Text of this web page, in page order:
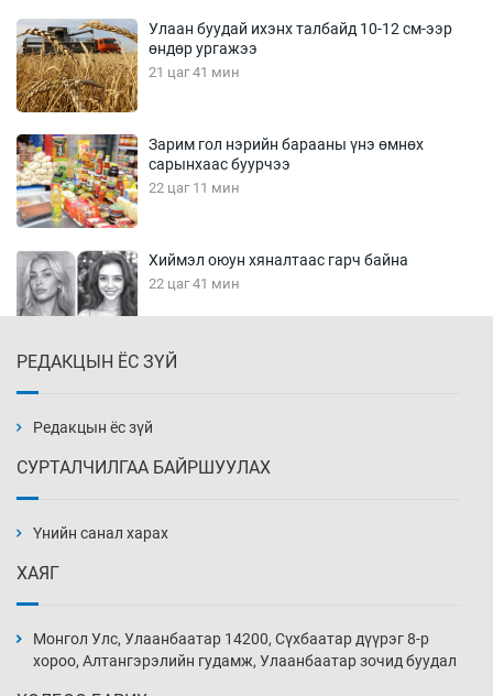
Улаан буудай ихэнх талбайд 10-12 см-ээр
өндөр ургажээ
21 цаг 41 мин
Зарим гол нэрийн барааны үнэ өмнөх
сарынхаас буурчээ
22 цаг 11 мин
Хиймэл оюун хяналтаас гарч байна
22 цаг 41 мин
23 цаг 11 мин
нэмэгджээ
23 цаг 41 мин
РЕДАКЦЫН ЁС ЗҮЙ
Редакцын ёс зүй
СУРТАЛЧИЛГАА БАЙРШУУЛАХ
Үнийн санал харах
ХАЯГ
Монгол Улс, Улаанбаатар 14200, Сүхбаатар дүүрэг 8-р
хороо, Алтангэрэлийн гудамж, Улаанбаатар зочид буудал